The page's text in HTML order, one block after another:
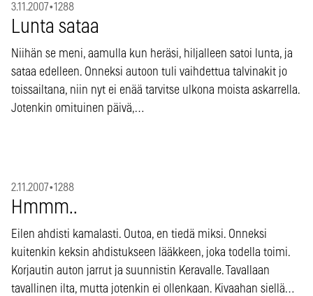
3.11.2007•1288
Lunta sataa
Niihän se meni, aamulla kun heräsi, hiljalleen satoi lunta, ja
sataa edelleen. Onneksi autoon tuli vaihdettua talvinakit jo
toissailtana, niin nyt ei enää tarvitse ulkona moista askarrella.
Jotenkin omituinen päivä,…
2.11.2007•1288
Hmmm..
Eilen ahdisti kamalasti. Outoa, en tiedä miksi. Onneksi
kuitenkin keksin ahdistukseen lääkkeen, joka todella toimi.
Korjautin auton jarrut ja suunnistin Keravalle. Tavallaan
tavallinen ilta, mutta jotenkin ei ollenkaan. Kivaahan siellä…